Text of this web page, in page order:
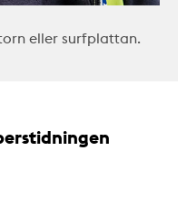
eller surfplattan.